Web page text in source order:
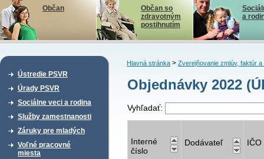
Občan
Občan so
zdravotným
postihnutím
a
Ústredie PSVR
Úrady PSVR
Sociálne veci a rodina
Služby zamestnanosti
Záruky pre mladých
Voľné pracovné
miesta
Hlavná stránka> Zverejňovanie zmlúv, faktúr a
Objednávky 2022
Vyhľadať:
Interné
číslo
Dodávateľ IČO